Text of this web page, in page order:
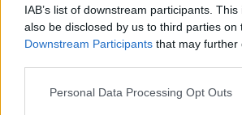
IAB’s list of downstream participants.
also be disclosed by us to third parties on
Downstream Participants that may further
Please note that this website/app uses
Personal Data Processing Opt Outs